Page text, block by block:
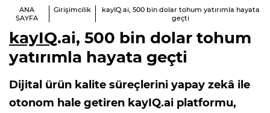
ANA
SAYFA
Girişimcilik
kayIQ.ai, 500 bin dolar tohum yatırımla hayata
geçti
kayIQ.ai, 500 bin dolar tohum
yatırımla hayata geçti
Dijital ürün kalite süreçlerini yapay zekâ ile
otonom hale getiren kayIQ.ai platformu,